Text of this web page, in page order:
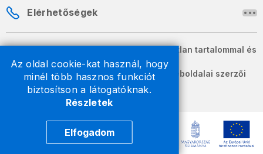
Az oldal cookie-kat használ, hogy
minél több hasznos funkciót
biztosítson a látogatóknak.
Részletek
Elfogadom
Elérhetőségek
A honlapon szereplő információk változatlan tartalommal és
formában szabadon terjeszthetők.
2026 © A Nemzeti Adó- és Vámhivatal weboldalai szerzői
jogvédelem alatt állnak.